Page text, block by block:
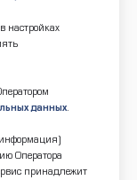
настройках
данных.
Оператора
принадлежит